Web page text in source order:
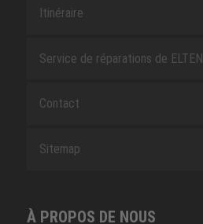
Itinéraire
Service de réparations de ELTEN
Contact
Sitemap
À PROPOS DE NOUS